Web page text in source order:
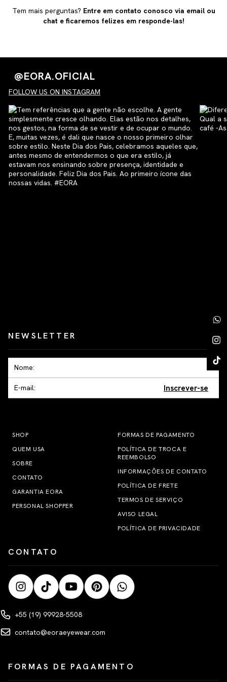
oficial. Trabalhamos com produção limitada, artesanal e
com materiais premium, por isso, alguns itens podem
Tem mais perguntas? Entre em contato conosco via email ou
chat e ficaremos felizes em responde-las!
@EORA.OFICIAL
FOLLOW US ON INSTAGRAM
NEWSLETTER
Inscrever-se
SHOP
QUEM USA
SOBRE
CONTATO
GARANTIA EORA
PERSONAL SHOPPER
FORMAS DE PAGAMENTO
POLÍTICA DE TROCA E
REEMBOLSO
INFORMAÇÕES DE CONTATO
POLÍTICA DE FRETE
TERMOS DE SERVIÇO
AVISO LEGAL
POLÍTICA DE PRIVACIDADE
CONTATO
+55 (19) 99928-5508
contato@eoraeyewear.com
FORMAS DE PAGAMENTO